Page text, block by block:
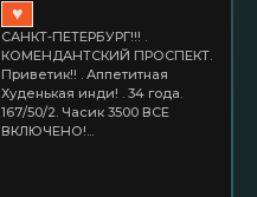
♥
САНКТ-ПЕТЕРБУРГ!!! .
КОМЕНДАНТСКИЙ ПРОСПЕКТ.
Приветик!! . Аппетитная
Худенькая инди! . 34 года.
167/50/2. Часик 3500 ВСЕ
ВКЛЮЧЕНО!...